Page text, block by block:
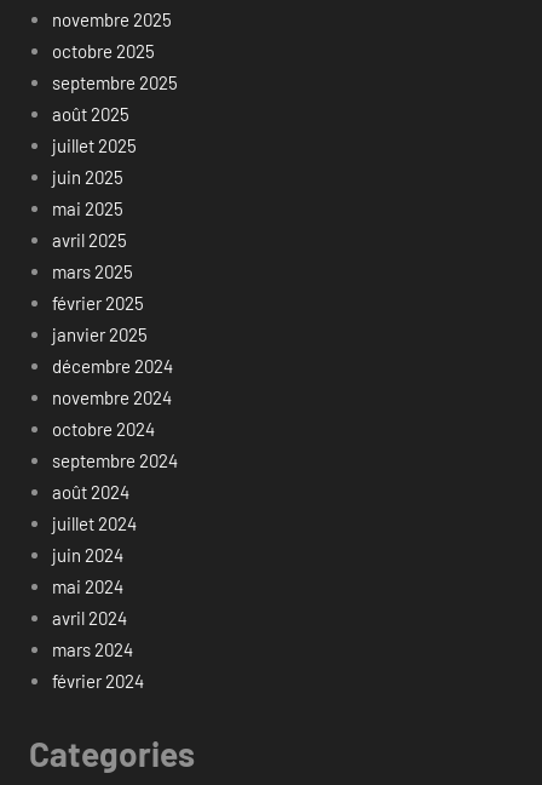
novembre 2025
octobre 2025
septembre 2025
août 2025
juillet 2025
juin 2025
mai 2025
avril 2025
mars 2025
février 2025
janvier 2025
décembre 2024
novembre 2024
octobre 2024
septembre 2024
août 2024
juillet 2024
juin 2024
mai 2024
avril 2024
mars 2024
février 2024
Categories